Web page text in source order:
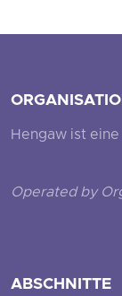
Hengaw ist
Operated by
ABSCHNITTE